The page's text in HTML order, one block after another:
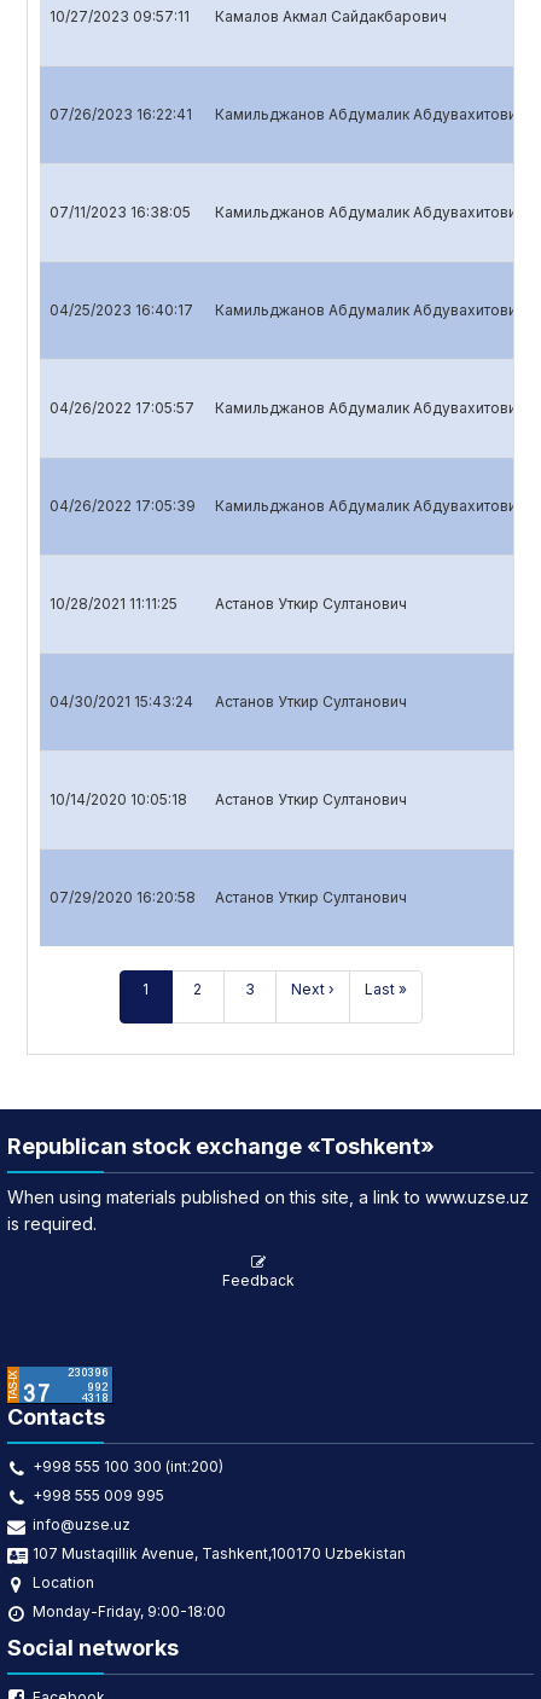
10/27/2023 09:57:11 Камалов Акмал Сайдакбарович
07/26/2023 16:22:41 Камильджанов Абдумалик Абдувахитович
07/11/2023 16:38:05 Камильджанов Абдумалик Абдувахитович
04/25/2023 16:40:17 Камильджанов Абдумалик Абдувахитович
04/26/2022 17:05:57 Камильджанов Абдумалик Абдувахитович
04/26/2022 17:05:39 Камильджанов Абдумалик Абдувахитович
10/28/2021 11:11:25 Астанов Уткир Султанович
04/30/2021 15:43:24 Астанов Уткир Султанович
10/14/2020 10:05:18 Астанов Уткир Султанович
07/29/2020 16:20:58 Астанов Уткир Султанович
1 2 3 Next › Last »
Republican stock exchange «Toshkent»
When using materials published on this site, a link to www.uzse.uz
is required.
Feedback
Contacts
+998 555 100 300 (int:200)
+998 555 009 995
info@uzse.uz
107 Mustaqillik Avenue, Tashkent,100170 Uzbekistan
Location
Monday-Friday, 9:00-18:00
Social networks